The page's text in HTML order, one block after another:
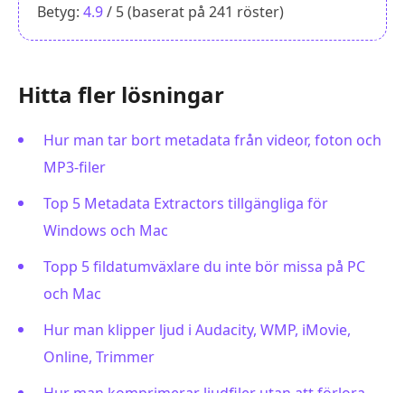
Betyg: 4.9/ 5 (baserat på 241 röster)
Hitta fler lösningar
Hur man tar bort metadata från videor, foton och
MP3-filer
Top 5 Metadata Extractors tillgängliga för
Windows och Mac
Topp 5 fildatumväxlare du inte bör missa på PC
och Mac
Hur man klipper ljud i Audacity, WMP, iMovie,
Online, Trimmer